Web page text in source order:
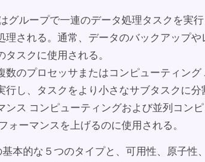
グループで一連のデータ処理タスクを実
理される。通常、データのバックアップや
スクに使用される。
数のプロセッサまたはコンピューティング
行し、タスクをより小さなサブタスクに分
ンス コンピューティングおよび並列コン
ォーマンスを上げるのに使用される。
本的な５つのタイプと、可用性、原子性